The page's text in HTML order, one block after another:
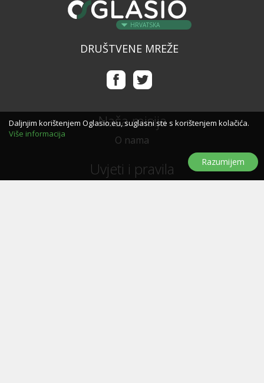
HRVATSKA
DRUŠTVENE MREŽE
Naša misija
O nama
Uvjeti i pravila
Daljnjim korištenjem Oglasio.eu, suglasni ste s korištenjem kolačića.
Više informacija
Razumijem